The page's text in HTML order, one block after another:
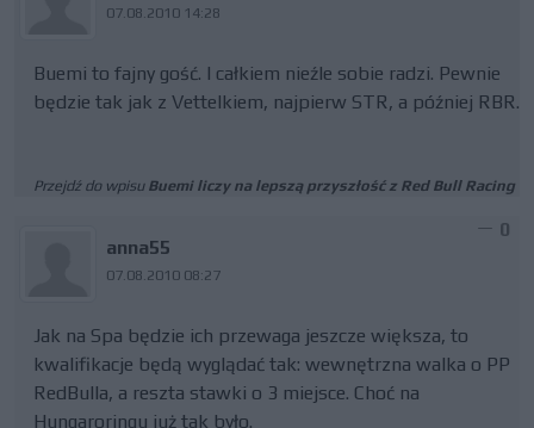
07.08.2010 14:28
Buemi to fajny gość. I całkiem nieźle sobie radzi. Pewnie
będzie tak jak z Vettelkiem, najpierw STR, a później RBR.
Przejdź do wpisu Buemi liczy na lepszą przyszłość z Red Bull Racing
anna55
07.08.2010 08:27
0
Jak na Spa będzie ich przewaga jeszcze większa, to
kwalifikacje będą wyglądać tak: wewnętrzna walka o PP
RedBulla, a reszta stawki o 3 miejsce. Choć na
Hungaroringu już tak było.